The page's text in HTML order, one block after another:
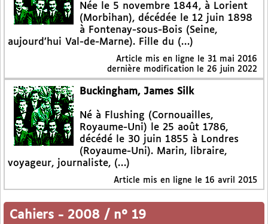
Née le 5 novembre 1844, à Lorient
(Morbihan), décédée le 12 juin 1898
à Fontenay-sous-Bois (Seine,
aujourd’hui Val-de-Marne). Fille du (…)
Article mis en ligne le 31 mai 2016
dernière modification le 26 juin 2022
Buckingham, James Silk
Né à Flushing (Cornouailles,
Royaume-Uni) le 25 août 1786,
décédé le 30 juin 1855 à Londres
(Royaume-Uni). Marin, libraire,
voyageur, journaliste, (…)
Article mis en ligne le 16 avril 2015
Cahiers - 2008 / n° 19